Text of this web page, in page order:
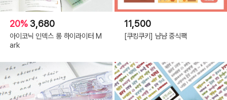
20% 3,680
아이코닉 인덱스 롱 하이라이터 M
ark
11,500
[쿠킹쿠키] 냠냠 중식팩